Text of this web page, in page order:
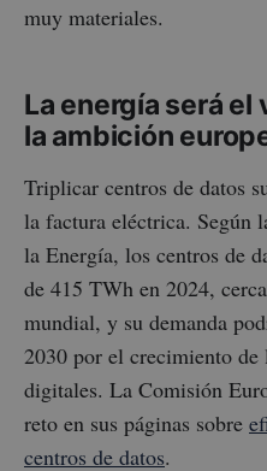
muy materiales.
La energía será
la ambición
Triplicar centros de datos
la factura eléctrica. Según
la Energía, los centros de
de 415 TWh en 2024,
mundial, y su demanda
2030 por el crecimiento
digitales. La Comisión
reto en sus páginas sobre
centros de datos.